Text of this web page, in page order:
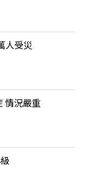
人受災
情況嚴重